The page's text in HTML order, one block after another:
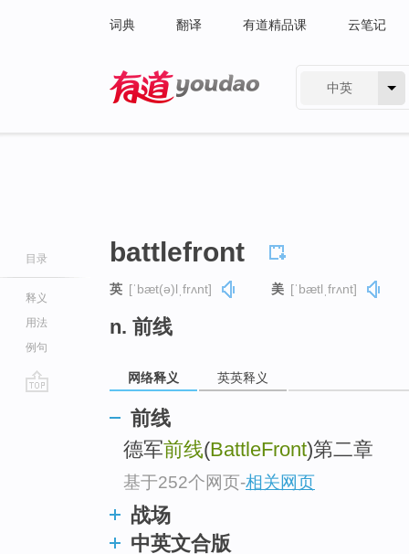
词典 翻译 有道精品课 云笔记
中英
目录
释义
用法
例句
battlefront
英 [ˈbæt(ə)lˌfrʌnt] 美 [ˈbætlˌfrʌnt]
n. 前线
网络释义 英英释义
前线
德军前线(BattleFront)第二章
基于252个网页-相关网页
战场
中英文合版